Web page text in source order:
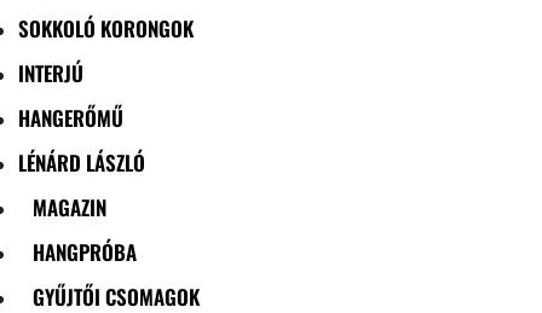
SOKKOLÓ KORONGOK
INTERJÚ
HANGERŐMŰ
LÉNÁRD LÁSZLÓ
MAGAZIN
HANGPRÓBA
GYŰJTŐI CSOMAGOK